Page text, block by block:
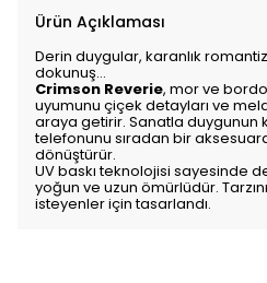
Ürün Açıklaması
Derin duygular, karanlık
dokunuş…
Crimson Reverie, mor ve
uyumunu çiçek detayları ve
araya getirir. Sanatla duygunun
telefonunu sıradan bir
dönüştürür.
UV baskı teknolojisi sayesinde
yoğun ve uzun ömürlüdür.
isteyenler için tasarlandı.